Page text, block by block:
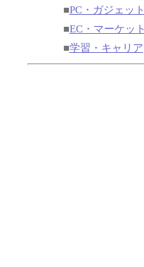
■PC・ガジェット
■EC・マーケット
■学習・キャリア